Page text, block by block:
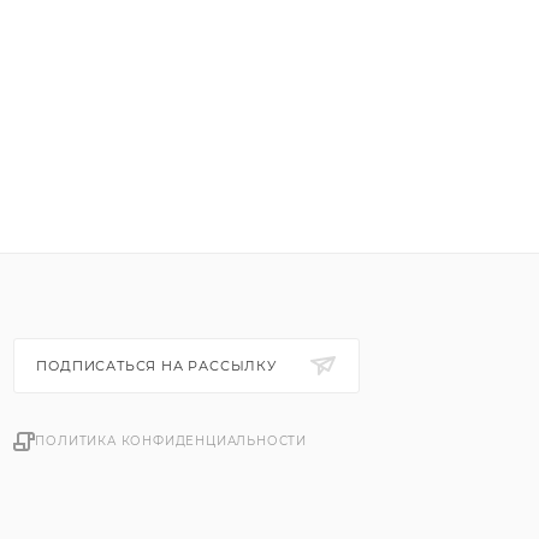
ПОДПИСАТЬСЯ НА РАССЫЛКУ
ПОЛИТИКА КОНФИДЕНЦИАЛЬНОСТИ